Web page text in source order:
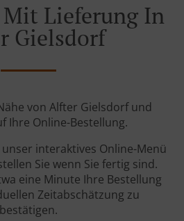
Lieferung In
Gielsdorf
von Alfter Gielsdorf und
Ihre Online-Bestellung.
interaktives Online-Menü
Sie wenn Sie fertig sind.
eine Minute Ihre Bestellung
Zeitabschätzung zu
bestätigen.